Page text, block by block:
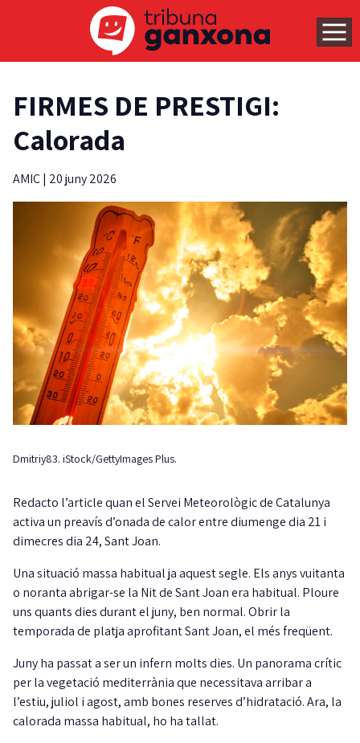
FIRMES DE PRESTIGI:
Calorada
AMIC| 20 juny 2026
Dmitriy83. iStock/GettyImages Plus.
Redacto l’article quan el Servei Meteorològic de Catalunya
activa un preavís d’onada de calor entre diumenge dia 21 i
dimecres dia 24, Sant Joan.
Una situació massa habitual ja aquest segle. Els anys vuitanta
o noranta abrigar-se la Nit de Sant Joan era habitual. Ploure
uns quants dies durant el juny, ben normal. Obrir la
temporada de platja aprofitant Sant Joan, el més freqüent.
Juny ha passat a ser un infern molts dies. Un panorama crític
per la vegetació mediterrània que necessitava arribar a
l’estiu, juliol i agost, amb bones reserves d’hidratació. Ara, la
calorada massa habitual, ho ha tallat.